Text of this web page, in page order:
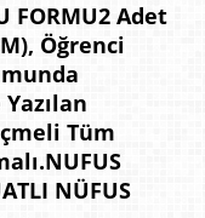
FORMU2 Adet
Öğrenci
Tüm
NÜFUS